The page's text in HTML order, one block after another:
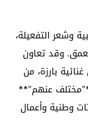
وشعر التفعيلة،
وقد تعاون
بارزة، من
عنهم”**
وطنية وأعمال